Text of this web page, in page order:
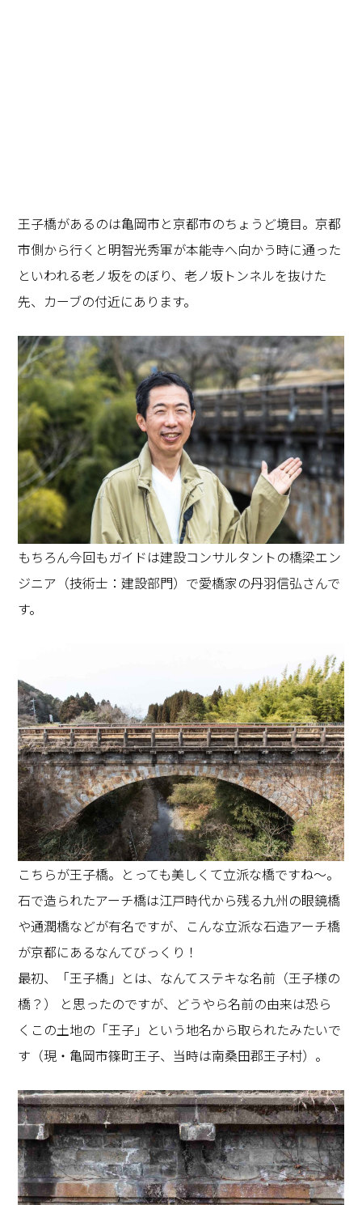
王子橋があるのは亀岡市と京都市のちょうど境目。京都
市側から行くと明智光秀軍が本能寺へ向かう時に通った
といわれる老ノ坂をのぼり、老ノ坂トンネルを抜けた
先、カーブの付近にあります。
もちろん今回もガイドは建設コンサルタントの橋梁エン
ジニア（技術士：建設部門）で愛橋家の丹羽信弘さんで
す。
こちらが王子橋。とっても美しくて立派な橋ですね～。
石で造られたアーチ橋は江戸時代から残る九州の眼鏡橋
や通潤橋などが有名ですが、こんな立派な石造アーチ橋
が京都にあるなんてびっくり！
最初、「王子橋」とは、なんてステキな名前（王子様の
橋？） と思ったのですが、どうやら名前の由来は恐ら
くこの土地の「王子」という地名から取られたみたいで
す（現・亀岡市篠町王子、当時は南桑田郡王子村）。